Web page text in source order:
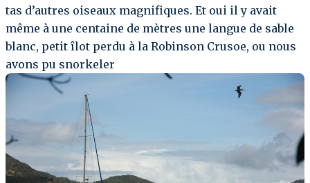
tas d’autres oiseaux magnifiques. Et oui il y avait
même à une centaine de mètres une langue de sable
blanc, petit îlot perdu à la Robinson Crusoe, ou nous
avons pu snorkeler